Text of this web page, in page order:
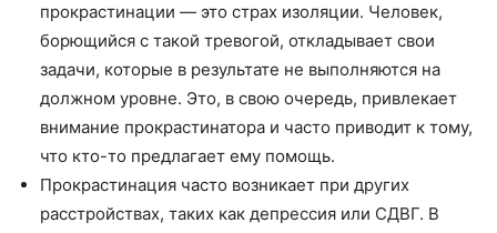
прокрастинации — это страх изоляции. Человек,
борющийся с такой тревогой, откладывает свои
задачи, которые в результате не выполняются на
должном уровне. Это, в свою очередь, привлекает
внимание прокрастинатора и часто приводит к тому,
что кто-то предлагает ему помощь.
Прокрастинация часто возникает при других
расстройствах, таких как депрессия или СДВГ. В